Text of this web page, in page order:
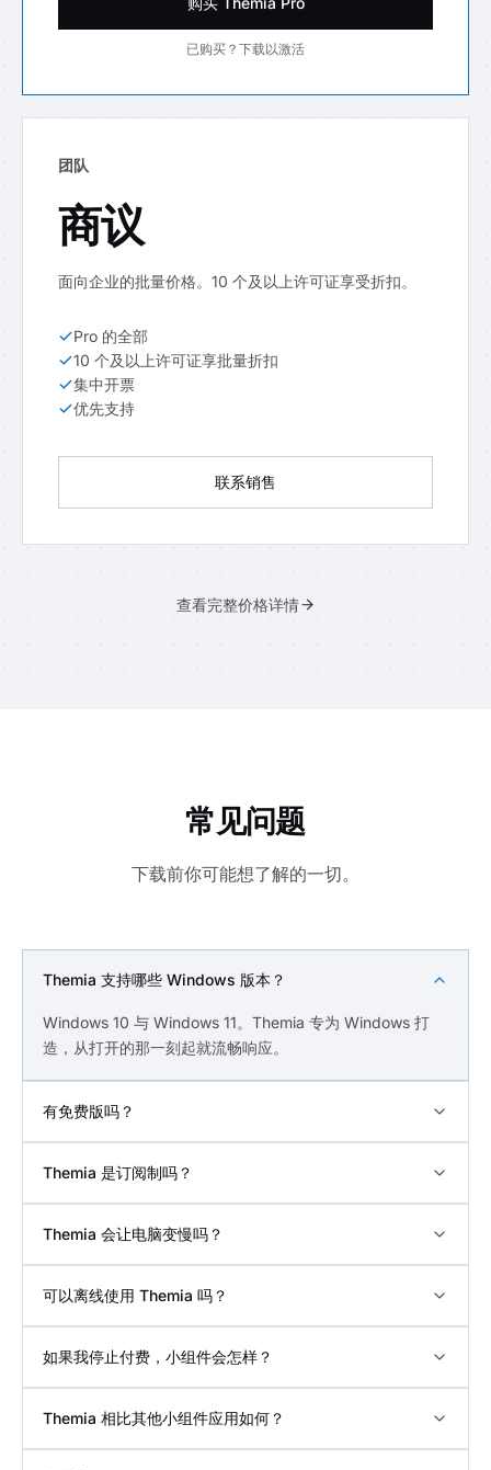
已购买？下载以激活
团队
商议
面向企业的批量价格。10 个及以上许可证享受折扣。
Pro 的全部
10 个及以上许可证享批量折扣
集中开票
优先支持
联系销售
查看完整价格详情
常见问题
下载前你可能想了解的一切。
Themia 支持哪些 Windows 版本？
Windows 10 与 Windows 11。Themia 专为 Windows 打
造，从打开的那一刻起就流畅响应。
有免费版吗？
Themia 是订阅制吗？
Themia 会让电脑变慢吗？
可以离线使用 Themia 吗？
如果我停止付费，小组件会怎样？
Themia 相比其他小组件应用如何？